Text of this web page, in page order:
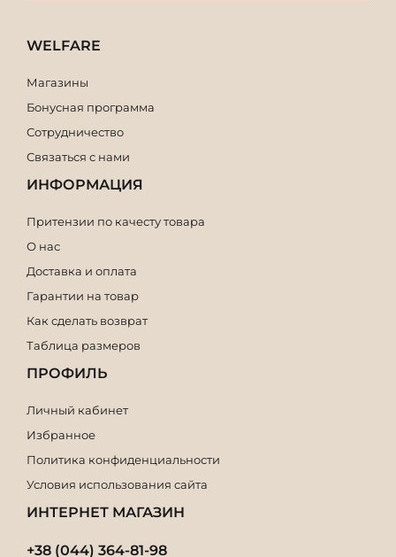
WELFARE
Магазины
Бонусная программа
Сотрудничество
Связаться с нами
ИНФОРМАЦИЯ
Притензии по качесту товара
О нас
Доставка и оплата
Гарантии на товар
Как сделать возврат
Таблица размеров
ПРОФИЛЬ
Личный кабинет
Избранное
Политика конфиденциальности
Условия использования сайта
ИНТЕРНЕТ МАГАЗИН
+38 (044) 364-81-98